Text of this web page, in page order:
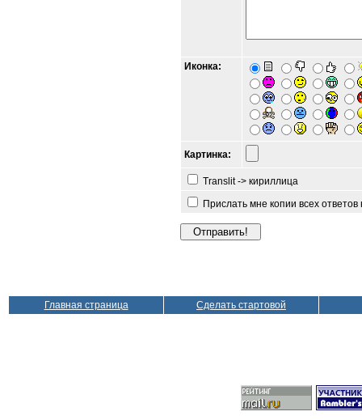
Иконка:
Картинка:
Translit -> кириллица
Прислать мне копии всех
Главная страница Сделать стартовой